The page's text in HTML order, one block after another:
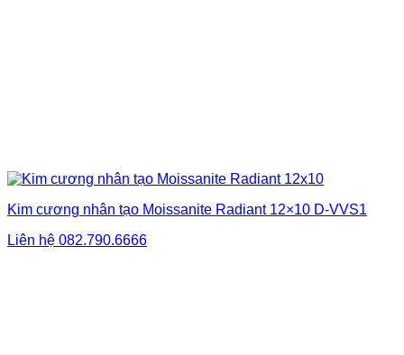
Kim cương nhân tạo Moissanite Radiant 12×10 D-VVS1
Liên hệ 082.790.6666